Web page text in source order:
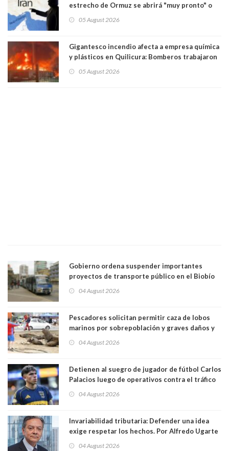
estrecho de Ormuz se abrirá "muy pronto" o
05 August 2026
Gigantesco incendio afecta a empresa química
y plásticos en Quilicura: Bomberos trabajaron
05 August 2026
Gobierno ordena suspender importantes
proyectos de transporte público en el Biobío
04 August 2026
Pescadores solicitan permitir caza de lobos
marinos por sobrepoblación y graves daños y
04 August 2026
Detienen al suegro de jugador de fútbol Carlos
Palacios luego de operativos contra el tráfico
futbolista para trasladar cocaína
04 August 2026
Invariabilidad tributaria: Defender una idea
exige respetar los hechos. Por Alfredo Ugarte
04 August 2026